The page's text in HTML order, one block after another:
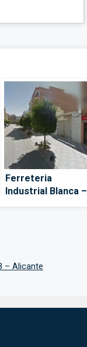
Ferreteria
Industrial Blanca –
– Alicante